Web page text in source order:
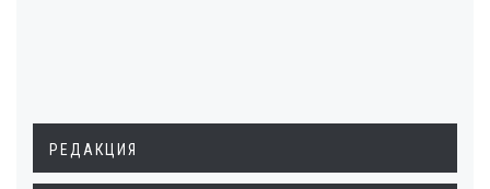
РЕДАКЦИЯ